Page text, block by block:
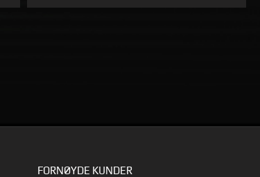
FORNØYDE KUNDER